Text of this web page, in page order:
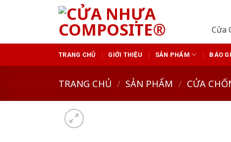
Cửa
TRANG CHỦ GIỚI THIỆU SẢN PHẨM BÁO
TRANG CHỦ / SẢN PHẨM / CỬA